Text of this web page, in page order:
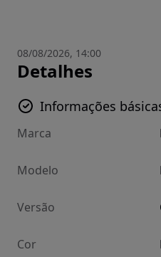
08/08/2026, 14:00
Detalhes
Informações
Marca
Modelo
Versão
Cor